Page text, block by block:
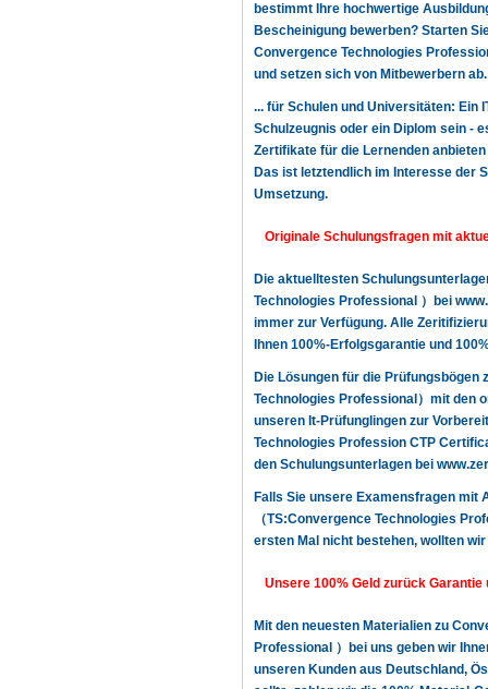
bestimmt Ihre hochwertige
Bescheinigung bewerben? Starten
Convergence Technologies
und setzen sich von Mitbewerbern ab.
... für Schulen und Universitäten: Ein
Schulzeugnis oder ein Diplom sein -
Zertifikate für die Lernenden
Das ist letztendlich im Interesse der
Umsetzung.
Originale Schulungsfragen mit
Die aktuelltesten
Technologies Professional ）bei
immer zur Verfügung. Alle
Ihnen 100%-Erfolgsgarantie und
Die Lösungen für die Prüfungsbögen
Technologies Professional）mit den
unseren It-Prüfunglingen zur
Technologies Profession CTP
den Schulungsunterlagen bei
Falls Sie unsere Examensfragen mit
（TS:Convergence Technologies
ersten Mal nicht bestehen, wollten
Unsere 100% Geld zurück
Mit den neuesten Materialien zu
Professional ）bei uns geben wir
unseren Kunden aus Deutschland,